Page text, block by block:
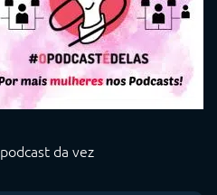
podcast da vez